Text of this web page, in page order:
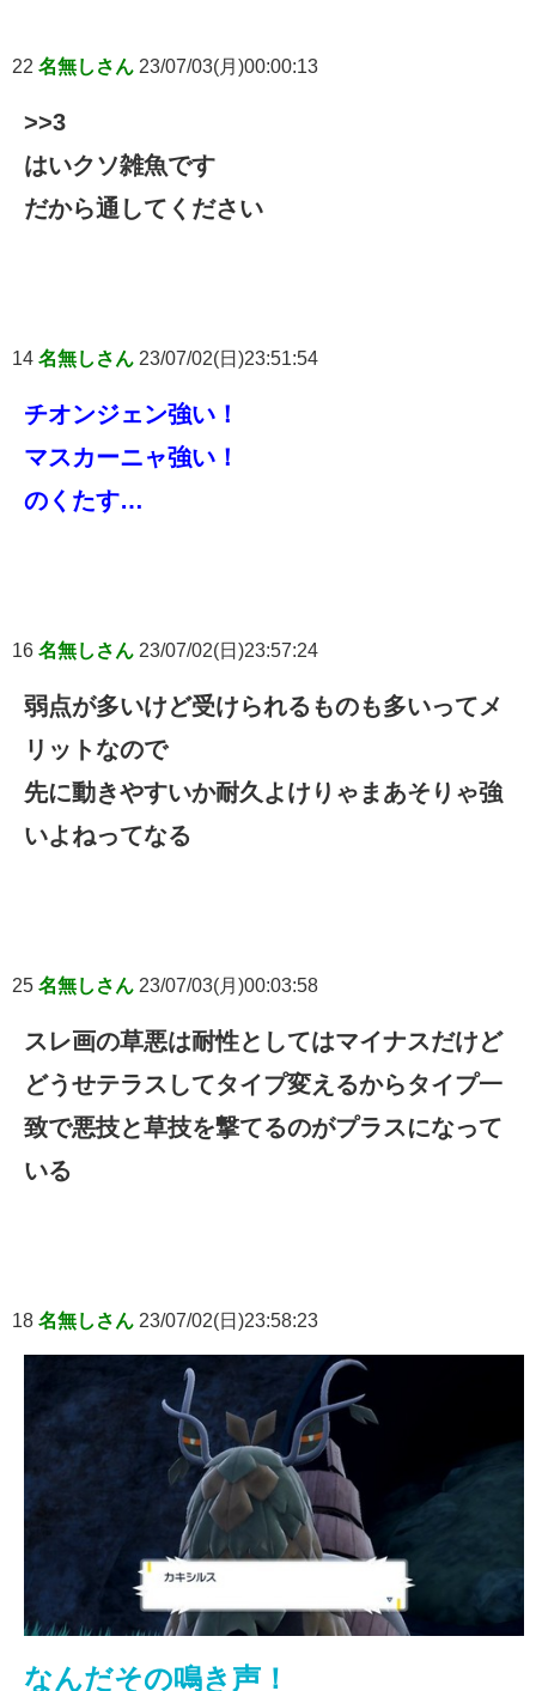
22 名無しさん 23/07/03(月)00:00:13
>>3
はいクソ雑魚です
だから通してください
14 名無しさん 23/07/02(日)23:51:54
チオンジェン強い！
マスカーニャ強い！
のくたす…
16 名無しさん 23/07/02(日)23:57:24
弱点が多いけど受けられるものも多いってメ
リットなので
先に動きやすいか耐久よけりゃまあそりゃ強
いよねってなる
25 名無しさん 23/07/03(月)00:03:58
スレ画の草悪は耐性としてはマイナスだけど
どうせテラスしてタイプ変えるからタイプ一
致で悪技と草技を撃てるのがプラスになって
いる
18 名無しさん 23/07/02(日)23:58:23
なんだその鳴き声！